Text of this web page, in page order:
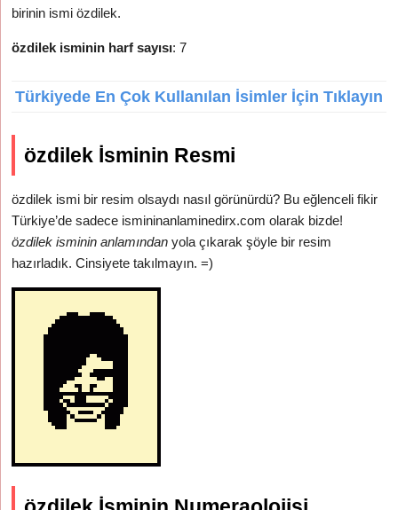
birinin ismi özdilek.
özdilek isminin harf sayısı: 7
Türkiyede En Çok Kullanılan İsimler İçin Tıklayın
özdilek İsminin Resmi
özdilek ismi bir resim olsaydı nasıl görünürdü? Bu eğlenceli fikir
Türkiye’de sadece ismininanlaminedirx.com olarak bizde!
özdilek isminin anlamından yola çıkarak şöyle bir resim
hazırladık. Cinsiyete takılmayın. =)